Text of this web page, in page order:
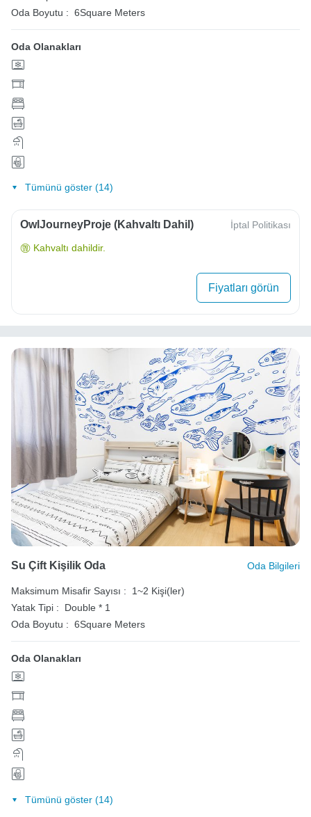
Oda Boyutu : 6Square Meters
Oda Olanakları
Tümünü göster (14)
OwlJourneyProje (Kahvaltı Dahil) İptal Politikası
Kahvaltı dahildir.
Fiyatları görün
Su Çift Kişilik Oda Oda Bilgileri
Maksimum Misafir Sayısı :
1~2 Kişi(ler)
Yatak Tipi :
Double * 1
Oda Boyutu : 6Square Meters
Oda Olanakları
Tümünü göster (14)